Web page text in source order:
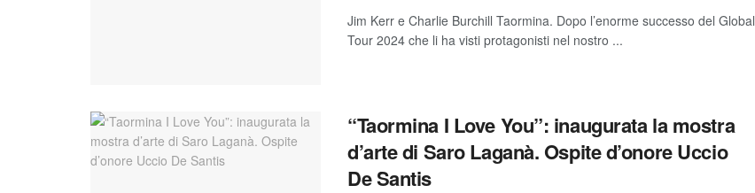
Jim Kerr e Charlie Burchill Taormina. Dopo l’enorme successo del Global
Tour 2024 che li ha visti protagonisti nel nostro ...
“Taormina I Love You”: inaugurata la mostra
d’arte di Saro Laganà. Ospite d’onore Uccio
De Santis